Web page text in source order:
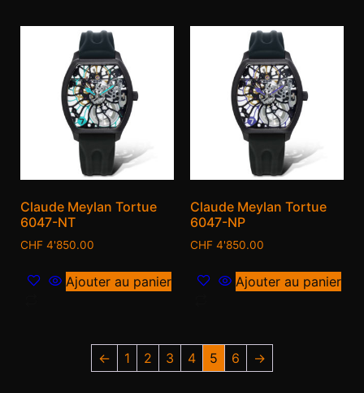
Claude Meylan Tortue
6047-NT
CHF 4'850.00
Ajouter au panier
Claude Meylan Tortue
6047-NP
CHF 4'850.00
Ajouter au panier
← 1 2 3 4 5 6 →